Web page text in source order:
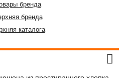
бренда
бренда
каталога